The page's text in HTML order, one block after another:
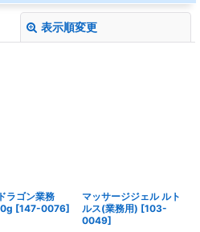
表示順変更
ラゴン業務
[147-0076]
マッサージジェル ルト
ルス(業務用) [103-
0049]